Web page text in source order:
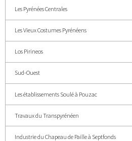
Les Pyrénées Centrales
Les Vieux Costumes Pyrénéens
Los Pirineos
Sud-Ouest
Les établissements Soulé à Pouzac
Travaux du Transpyrénéen
Industrie du Chapeau de Paille à Septfonds